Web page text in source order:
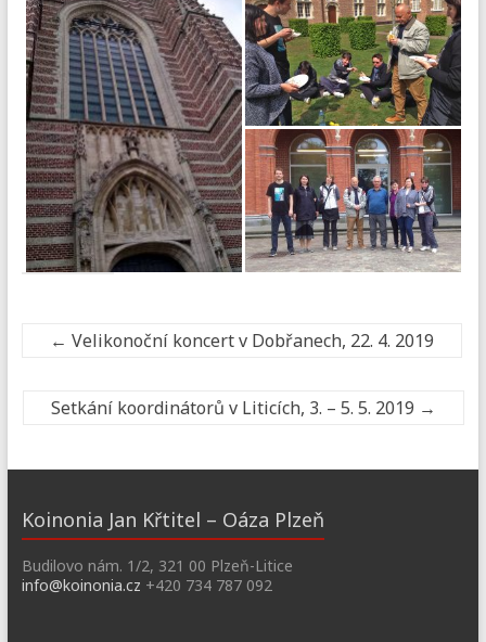
← Velikonoční koncert v Dobřanech, 22. 4. 2019
Setkání koordinátorů v Liticích, 3. – 5. 5. 2019 →
Koinonia Jan Křtitel – Oáza Plzeň
Budilovo nám. 1/2, 321 00 Plzeň-Litice
info@koinonia.cz +420 734 787 092